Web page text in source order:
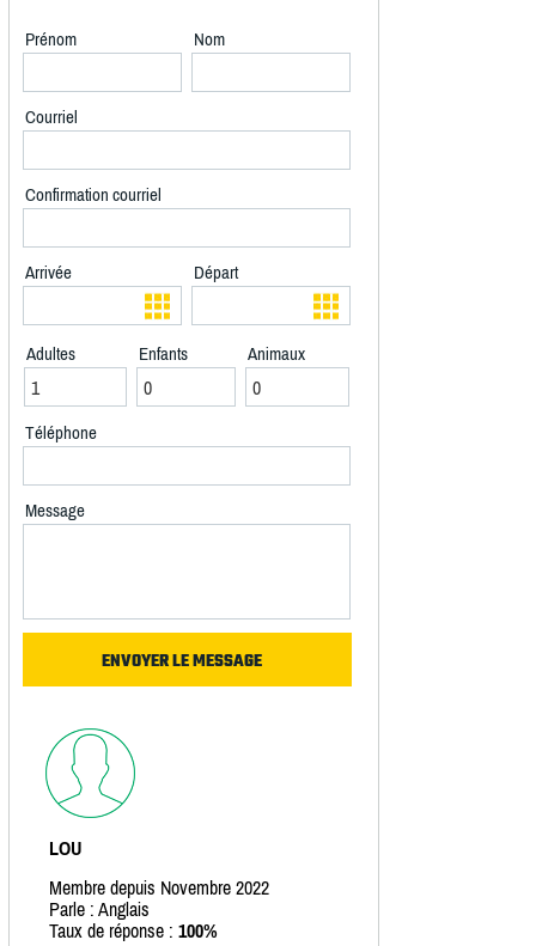
Prénom Nom
Courriel
Confirmation courriel
Arrivée Départ
Adultes Enfants Animaux
Téléphone
Message
LOU
Membre depuis Novembre 2022
Parle : Anglais
Taux de réponse : 100%